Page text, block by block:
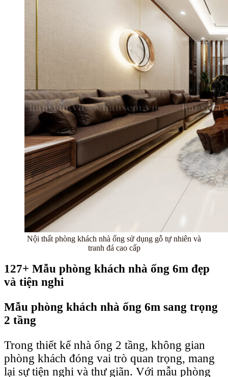
Nội thất phòng khách nhà ống sử dụng gỗ tự nhiên và
tranh đá cao cấp
127+ Mẫu phòng khách nhà ống 6m đẹp
và tiện nghi
Mẫu phòng khách nhà ống 6m sang trọng
2 tầng
Trong thiết kế nhà ống 2 tầng, không gian
phòng khách đóng vai trò quan trọng, mang
lại sự tiện nghi và thư giãn. Với mẫu phòng